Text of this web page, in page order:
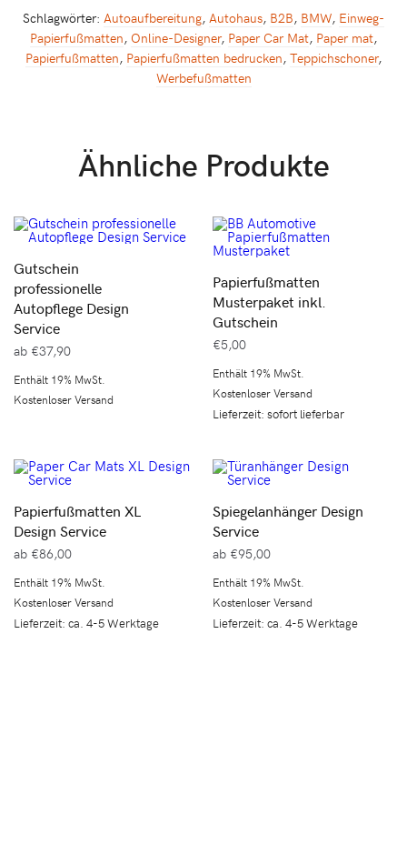
Schlagwörter: Autoaufbereitung, Autohaus, B2B, BMW, Einweg-
Papierfußmatten, Online-Designer, Paper Car Mat, Paper mat,
Papierfußmatten, Papierfußmatten bedrucken, Teppichschoner,
Werbefußmatten
Ähnliche Produkte
Gutschein
professionelle
Autopflege Design
Service
ab €37,90
Enthält 19% MwSt.
Kostenloser Versand
Papierfußmatten
Musterpaket inkl.
Gutschein
€5,00
Enthält 19% MwSt.
Kostenloser Versand
Lieferzeit: sofort lieferbar
Papierfußmatten XL
Design Service
ab €86,00
Enthält 19% MwSt.
Kostenloser Versand
Lieferzeit: ca. 4-5 Werktage
Spiegelanhänger Design
Service
ab €95,00
Enthält 19% MwSt.
Kostenloser Versand
Lieferzeit: ca. 4-5 Werktage